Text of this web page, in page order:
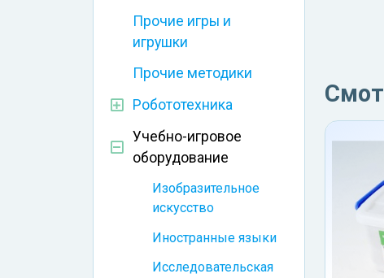
Прочие игры и
игрушки
Прочие методики
Робототехника
Учебно-игровое
оборудование
Изобразительное
искусство
Иностранные языки
Исследовательская